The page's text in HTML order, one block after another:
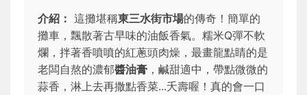
介紹： 這攤堪稱東三水街市場的傳奇！簡單的
攤車，飄散著古早味的油飯香氣。糯米Q彈不軟
爛，拌著香噴噴的紅蔥頭肉燥，最畫龍點睛的是
老闆自熬的濃郁醬油膏 ，鹹甜適中，帶點微微的
蒜香，淋上去再撒點香菜...夭壽喔！真的會一口